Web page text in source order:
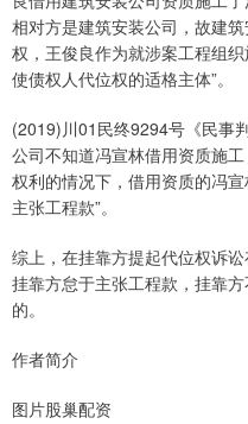
相对方是建筑安装公司，故建
权，王俊良作为就涉案工程组
使债权人代位权的适格主体”。
(2019)川01民终9294号《民事
公司不知道冯宣林借用资质施
权利的情况下，借用资质的冯
主张工程款”。
综上，在挂靠方提起代位权诉
挂靠方怠于主张工程款，挂靠
的。
作者简介
图片股巢配资